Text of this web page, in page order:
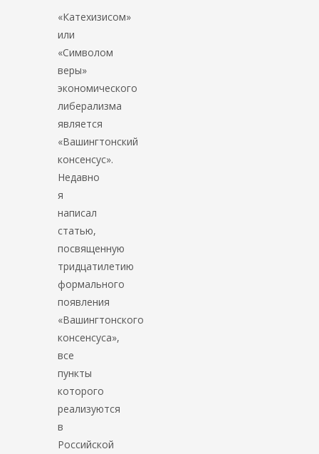
«Катехизисом»
или
«Символом
веры»
экономического
либерализма
является
«Вашингтонский
консенсус».
Недавно
я
написал
статью,
посвященную
тридцатилетию
формального
появления
«Вашингтонского
консенсуса»,
все
пункты
которого
реализуются
в
Российской